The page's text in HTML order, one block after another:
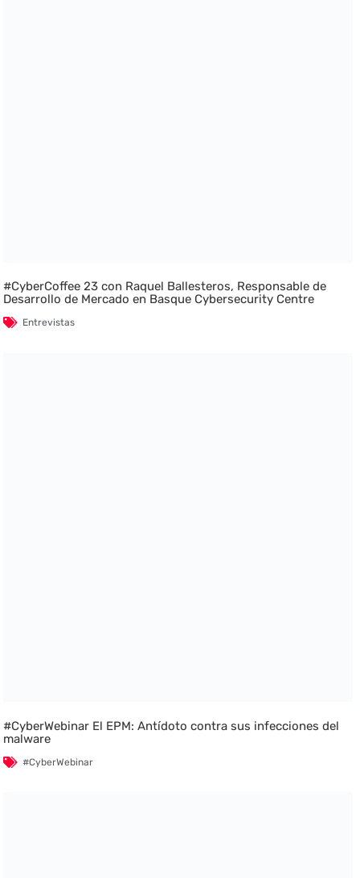
#CyberCoffee 23 con Raquel Ballesteros, Responsable de
Desarrollo de Mercado en Basque Cybersecurity Centre
Entrevistas
#CyberWebinar El EPM: Antídoto contra sus infecciones del
malware
#CyberWebinar